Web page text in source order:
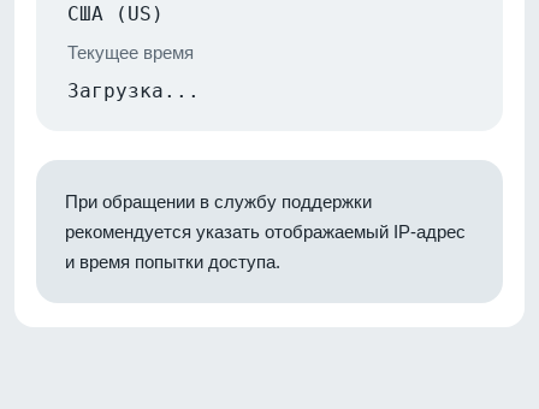
США (US)
Текущее время
Загрузка...
При обращении в службу поддержки
рекомендуется указать отображаемый IP-адрес
и время попытки доступа.